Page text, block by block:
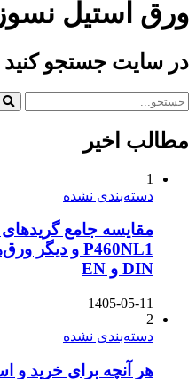
ورق استیل
در سایت جستجو کنید
مطالب اخیر
1
دسته‌بندی نشده
DIN و EN
1405-05-11
2
دسته‌بندی نشده